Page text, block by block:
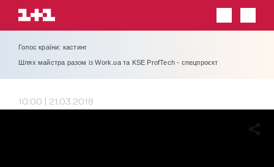
Голос країни: кастинг
Шлях майстра разом із Work.ua та KSE ProfTech - спецпроєкт
10:00 | 21.03.2018